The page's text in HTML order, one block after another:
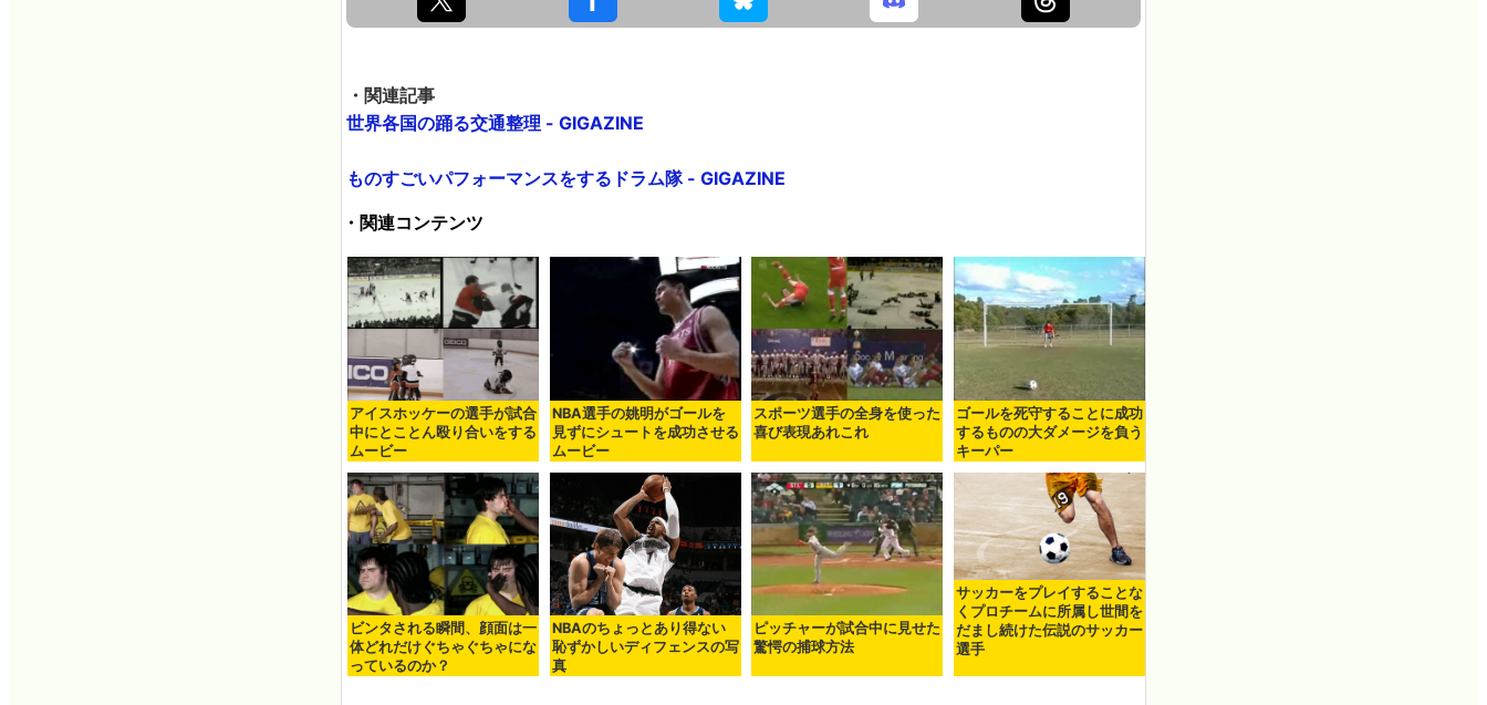
・関連記事
世界各国の踊る交通整理 - GIGAZINE
ものすごいパフォーマンスをするドラム隊 - GIGAZINE
・関連コンテンツ
アイスホッケーの選手が試合
中にとことん殴り合いをする
ムービー
NBA選手の姚明がゴールを
見ずにシュートを成功させる
ムービー
スポーツ選手の全身を使った
喜び表現あれこれ
ゴールを死守することに成功
するものの大ダメージを負う
キーパー
ビンタされる瞬間、顔面は一
体どれだけぐちゃぐちゃにな
っているのか？
NBAのちょっとあり得ない
恥ずかしいディフェンスの写
真
ピッチャーが試合中に見せた
驚愕の捕球方法
サッカーをプレイすることな
くプロチームに所属し世間を
だまし続けた伝説のサッカー
選手